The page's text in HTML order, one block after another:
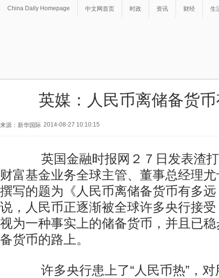
China Daily Homepage 中文网首页 时政 资讯 财经 生
英媒：人民币离储备货
来源：新华国际 2014-08-27 10:10:15
英国金融时报网２７日发表渣打
财富基金业务全球主管、董事总经理
撰写的题为《人民币离储备货币有多
说，人民币正逐渐被全球许多央行接
视为一种事实上的储备货币，并且已
备货币的路上。
许多央行患上了“人民币热”，对